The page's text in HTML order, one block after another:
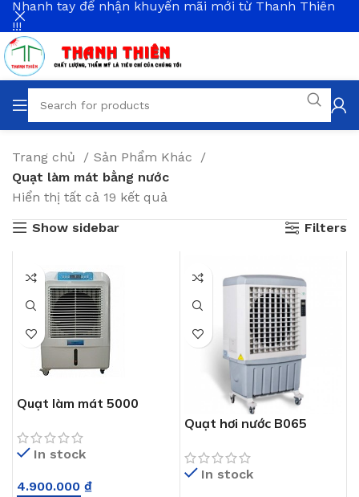
Trang chủ
Sản Phẩm Khác
Quạt làm mát bằng nước
Hiển thị tất cả 19 kết quả
Show sidebar
Filters
Quạt làm mát 5000
In stock
4.900.000 ₫
Quạt hơi nước B065
In stock
Nhanh tay để nhận khuyến mãi mới từ Thanh Thiên
!!!